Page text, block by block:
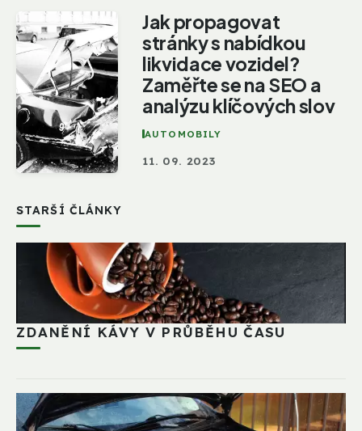
Jak propagovat
stránky s nabídkou
likvidace vozidel?
Zaměřte se na SEO a
analýzu klíčových slov
AUTOMOBILY
11. 09. 2023
STARŠÍ ČLÁNKY
ZDANĚNÍ KÁVY V PRŮBĚHU ČASU